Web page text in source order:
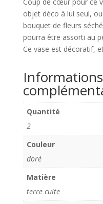
objet déco à lui seul,
bouquet de fleurs
pourra être assorti au
Ce vase est décoratif,
Informations
Quantité
2
Couleur
doré
Matière
terre cuite